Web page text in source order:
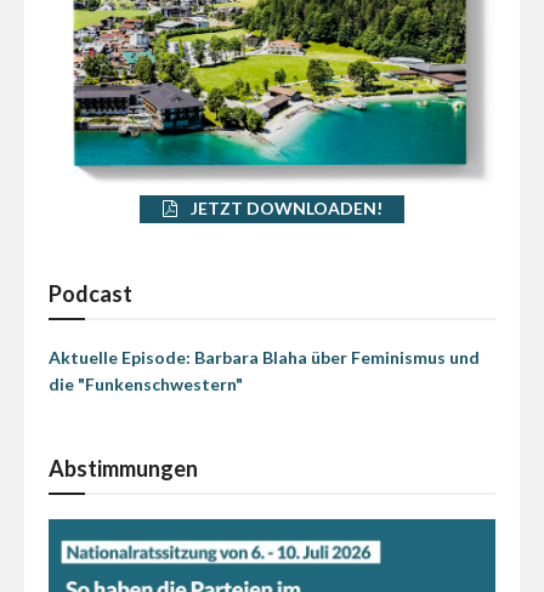
JETZT DOWNLOADEN!
Podcast
Aktuelle Episode: Barbara Blaha über Feminismus und
die "Funkenschwestern"
Abstimmungen